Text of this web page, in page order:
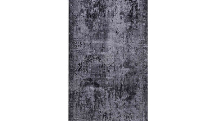
numaralı medyayı pencerede aç